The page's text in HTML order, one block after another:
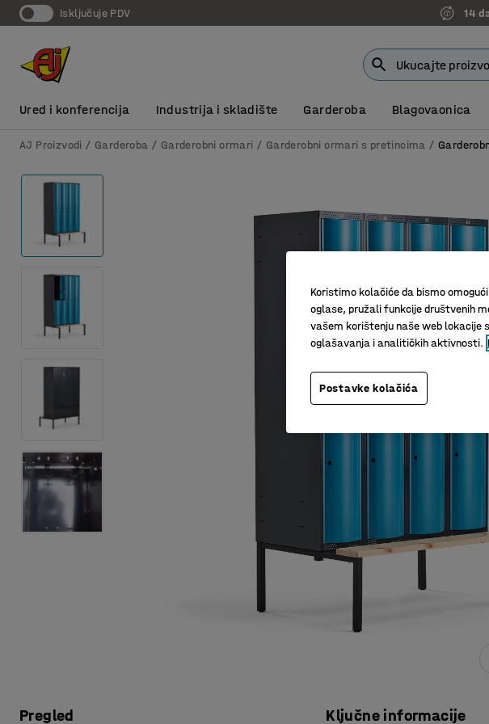
Isključuje PDV 14
Ured i konferencija Industrija i skladište Garderoba Blagovaonica
AJ Proizvodi Garderoba Garderobni ormari Garderobni ormari s pretincima
Pregled Ključne informacije
Koristimo kolačiće da bismo
oglase, pružali funkcije društvenih
vašem korištenju naše web lokacije
oglašavanja i analitičkih aktivnosti.
Postavke kolačića